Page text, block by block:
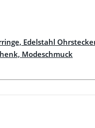
Edelstahl
Modeschmuck